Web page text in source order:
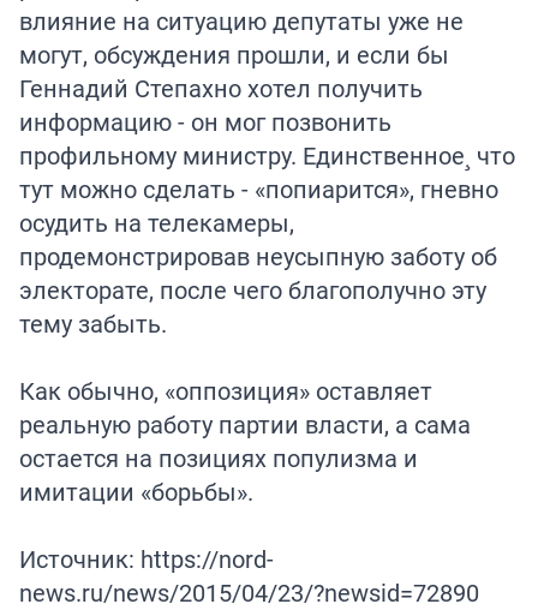
влияние на ситуацию депутаты уже не
могут, обсуждения прошли, и если бы
Геннадий Степахно хотел получить
информацию - он мог позвонить
профильному министру. Единственное¸ что
тут можно сделать - «попиарится», гневно
осудить на телекамеры,
продемонстрировав неусыпную заботу об
электорате, после чего благополучно эту
тему забыть.
Как обычно, «оппозиция» оставляет
реальную работу партии власти, а сама
остается на позициях популизма и
имитации «борьбы».
Источник: https://nord-
news.ru/news/2015/04/23/?newsid=72890